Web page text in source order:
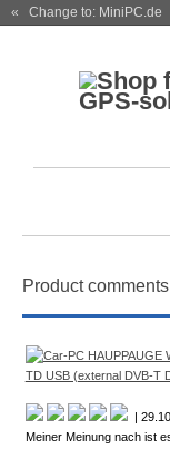
« Change to: MiniPC.de
Product
|
Meiner Meinung nach ist